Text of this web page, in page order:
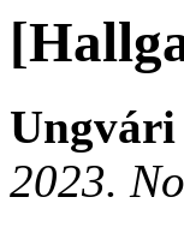
Ungvári
2023.